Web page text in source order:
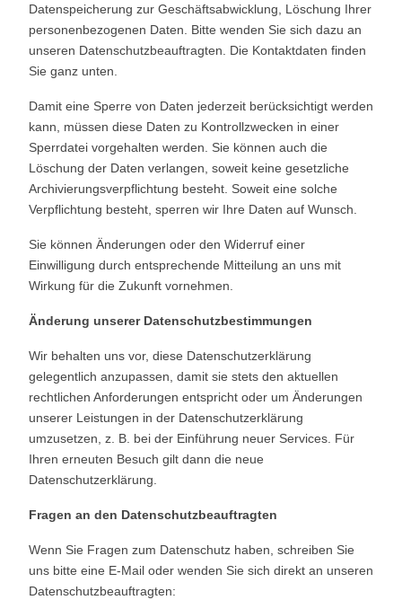
Datenspeicherung zur Geschäftsabwicklung, Löschung Ihrer
personenbezogenen Daten. Bitte wenden Sie sich dazu an
unseren Datenschutzbeauftragten. Die Kontaktdaten finden
Sie ganz unten.
Damit eine Sperre von Daten jederzeit berücksichtigt werden
kann, müssen diese Daten zu Kontrollzwecken in einer
Sperrdatei vorgehalten werden. Sie können auch die
Löschung der Daten verlangen, soweit keine gesetzliche
Archivierungsverpflichtung besteht. Soweit eine solche
Verpflichtung besteht, sperren wir Ihre Daten auf Wunsch.
Sie können Änderungen oder den Widerruf einer
Einwilligung durch entsprechende Mitteilung an uns mit
Wirkung für die Zukunft vornehmen.
Änderung unserer Datenschutzbestimmungen
Wir behalten uns vor, diese Datenschutzerklärung
gelegentlich anzupassen, damit sie stets den aktuellen
rechtlichen Anforderungen entspricht oder um Änderungen
unserer Leistungen in der Datenschutzerklärung
umzusetzen, z. B. bei der Einführung neuer Services. Für
Ihren erneuten Besuch gilt dann die neue
Datenschutzerklärung.
Fragen an den Datenschutzbeauftragten
Wenn Sie Fragen zum Datenschutz haben, schreiben Sie
uns bitte eine E-Mail oder wenden Sie sich direkt an unseren
Datenschutzbeauftragten: